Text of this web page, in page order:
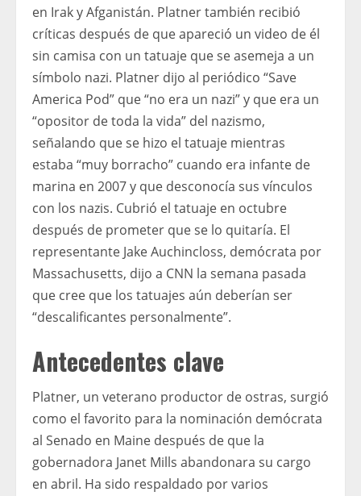
en Irak y Afganistán. Platner también recibió
críticas después de que apareció un video de él
sin camisa con un tatuaje que se asemeja a un
símbolo nazi. Platner dijo al periódico “Save
America Pod” que “no era un nazi” y que era un
“opositor de toda la vida” del nazismo,
señalando que se hizo el tatuaje mientras
estaba “muy borracho” cuando era infante de
marina en 2007 y que desconocía sus vínculos
con los nazis. Cubrió el tatuaje en octubre
después de prometer que se lo quitaría. El
representante Jake Auchincloss, demócrata por
Massachusetts, dijo a CNN la semana pasada
que cree que los tatuajes aún deberían ser
“descalificantes personalmente”.
Antecedentes clave
Platner, un veterano productor de ostras, surgió
como el favorito para la nominación demócrata
al Senado en Maine después de que la
gobernadora Janet Mills abandonara su cargo
en abril. Ha sido respaldado por varios